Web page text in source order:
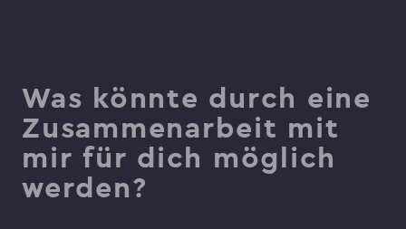
Was könnte durch eine
Zusammenarbeit mit
mir für dich möglich
werden?